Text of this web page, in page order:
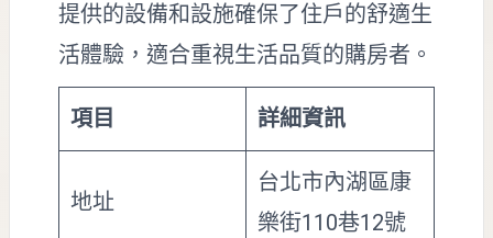
提供的設備和設施確保了住戶的舒適生
活體驗，適合重視生活品質的購房者。
項目 詳細資訊
地址
台北市內湖區康
樂街110巷12號